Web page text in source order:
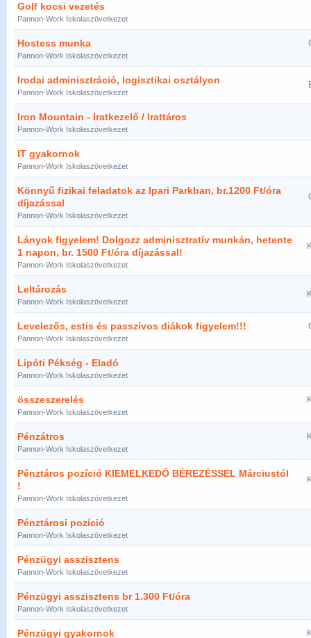
Golf kocsi vezetés
Pannon-Work Iskolaszövetkezet
Hostess munka
Pannon-Work Iskolaszövetkezet
Irodai adminisztráció, logisztikai osztályon
Pannon-Work Iskolaszövetkezet
Iron Mountain - Iratkezelő / Irattáros
Pannon-Work Iskolaszövetkezet
IT gyakornok
Pannon-Work Iskolaszövetkezet
Könnyű fizikai feladatok az Ipari Parkban, br.1200 Ft/óra
díjazással
Pannon-Work Iskolaszövetkezet
Lányok figyelem! Dolgozz adminisztratív munkán, hetente
1 napon, br. 1500 Ft/óra díjazással!
Pannon-Work Iskolaszövetkezet
Leltározás
Pannon-Work Iskolaszövetkezet
Levelezős, estis és passzívos diákok figyelem!!!
Pannon-Work Iskolaszövetkezet
Lipóti Pékség - Eladó
Pannon-Work Iskolaszövetkezet
összeszerelés
Pannon-Work Iskolaszövetkezet
Pénzátros
Pannon-Work Iskolaszövetkezet
Pénztáros pozíció KIEMELKEDŐ BÉREZÉSSEL Márciustól
!
Pannon-Work Iskolaszövetkezet
Pénztárosi pozíció
Pannon-Work Iskolaszövetkezet
Pénzügyi asszisztens
Pannon-Work Iskolaszövetkezet
Pénzügyi asszisztens br 1.300 Ft/óra
Pannon-Work Iskolaszövetkezet
Pénzügyi gyakornok